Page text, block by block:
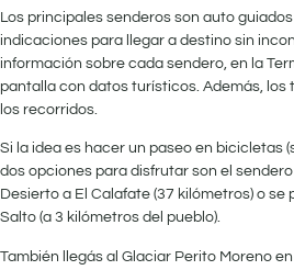
Los principales senderos son auto
indicaciones para llegar a destino sin
información sobre cada sendero, en la
pantalla con datos turísticos. Además, los
los recorridos.
Si la idea es hacer un paseo en bicicletas
dos opciones para disfrutar son el sendero
Desierto a El Calafate (37 kilómetros) o se
Salto (a 3 kilómetros del pueblo).
También llegás al Glaciar Perito Moreno